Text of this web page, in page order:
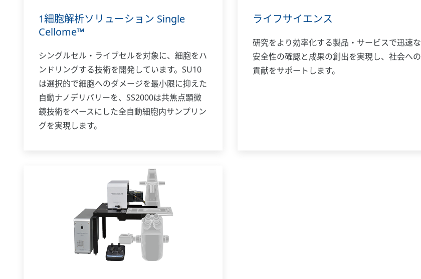
1細胞解析ソリューション Single
Cellome™
シングルセル・ライブセルを対象に、細胞をハ
ンドリングする技術を開発しています。SU10
は選択的で細胞へのダメージを最小限に抑えた
自動ナノデリバリーを、SS2000は共焦点顕微
鏡技術をベースにした全自動細胞内サンプリン
グを実現します。
ライフサイエンス
研究をより効率化する製品・サービスで迅速な
安全性の確認と成果の創出を実現し、社会への
貢献をサポートします。​